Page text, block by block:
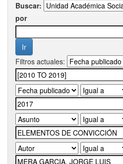
Buscar:
por
Filtros actuales: